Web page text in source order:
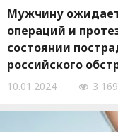
Мужчину
операций и
состоянии
российского
10.01.2024 3 169